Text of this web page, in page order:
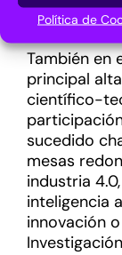
Política de
Quintana,
También en
principal
científico-
sucedido
mesas
industria
inteligencia
innovación